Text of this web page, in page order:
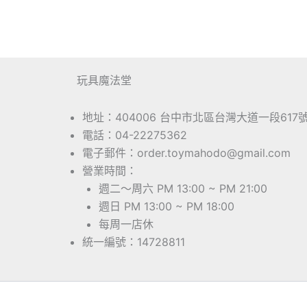
玩具魔法堂
地址：404006 台中市北區台灣大道一段617
電話：04-22275362
電子郵件：order.toymahodo@gmail.com
營業時間：
週二～周六 PM 13:00 ~ PM 21:00
週日 PM 13:00 ~ PM 18:00
每周一店休
統一編號：14728811